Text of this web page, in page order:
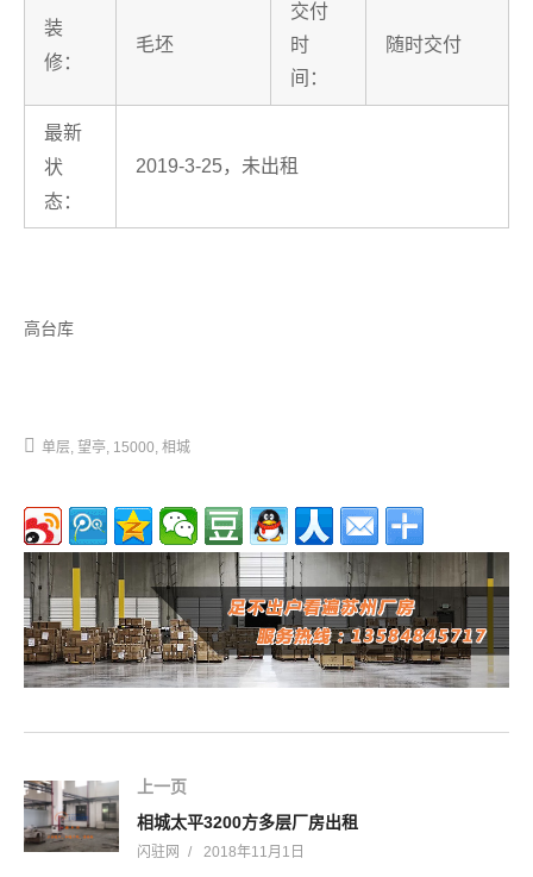
装
修：
毛坯
交付
时
间：
随时交付
最新
状
态：
2019-3-25，未出租
高台库
单层 望亭 15000 相城
上一页
相城太平3200方多层厂房出租
闪驻网 2018年11月1日